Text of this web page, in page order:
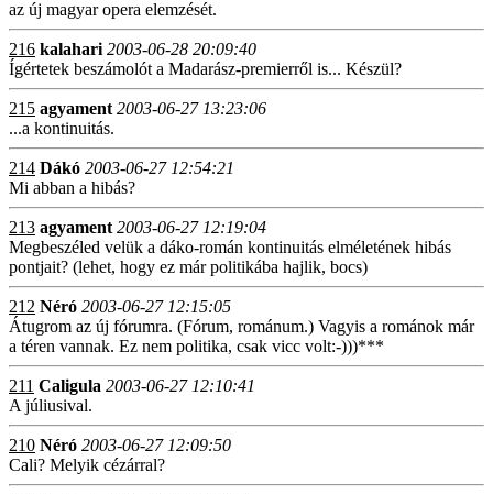
az új magyar opera elemzését.
216 kalahari 2003-06-28 20:09:40
Ígértetek beszámolót a Madarász-premierről is... Készül?
215 agyament 2003-06-27 13:23:06
...a kontinuitás.
214 Dákó 2003-06-27 12:54:21
Mi abban a hibás?
213 agyament 2003-06-27 12:19:04
Megbeszéled velük a dáko-román kontinuitás elméletének hibás
pontjait? (lehet, hogy ez már politikába hajlik, bocs)
212 Néró 2003-06-27 12:15:05
Átugrom az új fórumra. (Fórum, románum.) Vagyis a románok már
a téren vannak. Ez nem politika, csak vicc volt:-)))***
211 Caligula 2003-06-27 12:10:41
A júliusival.
210 Néró 2003-06-27 12:09:50
Cali? Melyik cézárral?